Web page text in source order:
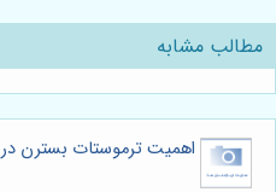
مطالب مشابه
اهمیت ترموستات بسترن در